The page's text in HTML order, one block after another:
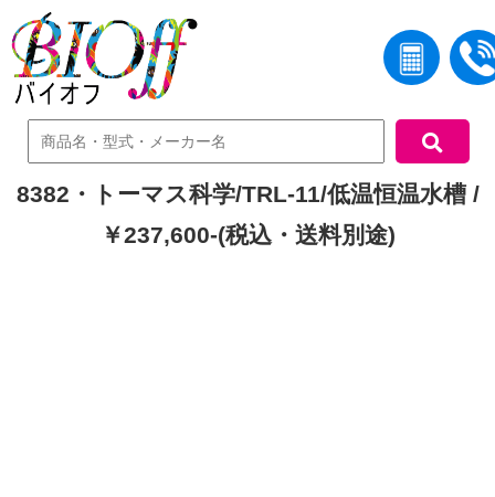
中古機器検索
8382・トーマス科学/TRL-11/低温恒温水槽 /
￥237,600-(税込・送料別途)